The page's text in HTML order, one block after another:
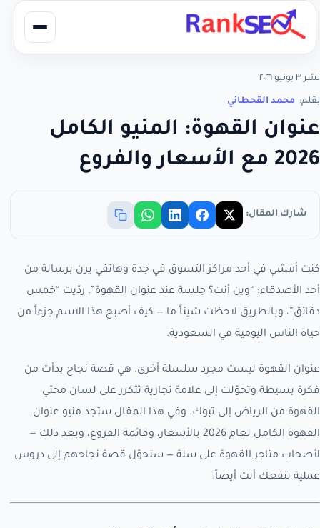
نشر ٣ يونيو ٢٠٢٦
بقلم: محمد القحطاني
عنوان القهوة: المنيو الكامل
2026 مع الأسعار والفروع
شارك المقال:
كنت أمشي في أحد مراكز التسوق في جدة وهاتفي يرن برسالة من
أحد الأصدقاء: “وين أنت؟ جلسة عند عنوان القهوة”. ردّيت “خمس
دقائق”، وبالطريق لاحظت شيئاً ما — كيف أصبح هذا الاسم جزءاً من
حياة الناس اليومية في السعودية.
عنوان القهوة ليست مجرد سلسلة أخرى. هي قصة نجاح بدأت من
فكرة بسيطة وتحوّلت إلى علامة تجارية تتكرر على لسان محبّي
القهوة من الرياض إلى تبوك. وفي هذا المقال ستجد منيو عنوان
القهوة الكامل لعام 2026 بالأسعار، وقائمة الفروع، وبعد ذلك —
لأصحاب متاجر القهوة على سلة — سنحوّل قصة نجاحهم إلى دروس
عملية تنفعك أنت أيضاً.